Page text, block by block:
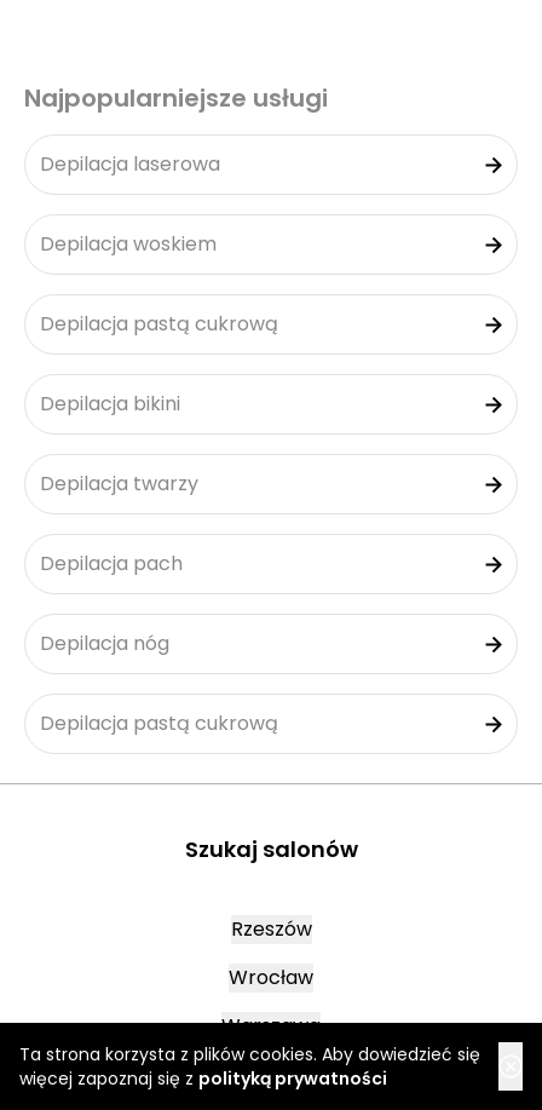
Ta strona korzysta z plików cookies. Aby dowiedzieć się
więcej zapoznaj się z polityką prywatności
Najpopularniejsze usługi
Depilacja laserowa
Depilacja woskiem
Depilacja pastą cukrową
Depilacja bikini
Depilacja twarzy
Depilacja pach
Depilacja nóg
Depilacja pastą cukrową
Szukaj salonów
Rzeszów
Wrocław
Warszawa